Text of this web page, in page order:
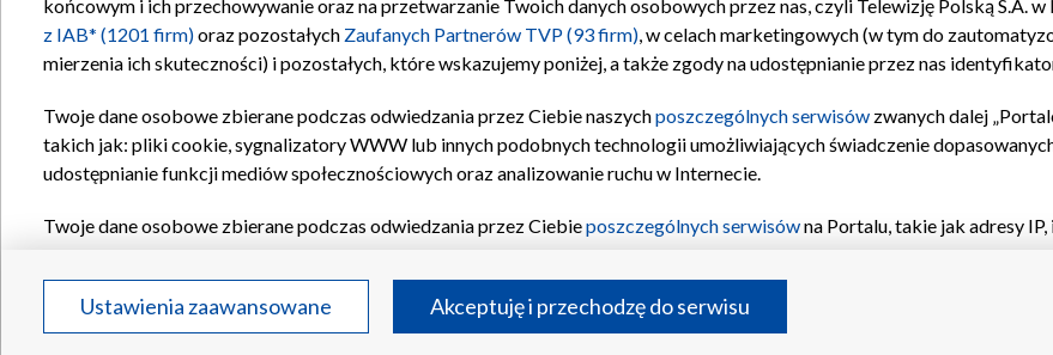
końcowym i ich przechowywanie oraz na przetwarzanie Twoich danych osobowych przez nas, czyli Telewizję Polską S.A.
z IAB* (1201 firm)oraz pozostałych Zaufanych Partnerów TVP (93 firm), w celach marketingowych (w tym do
mierzenia ich skuteczności) i pozostałych, które wskazujemy poniżej, a także zgody na udostępnianie przez nas
Twoje dane osobowe zbierane podczas odwiedzania przez Ciebie naszychposzczególnych serwisów zwanych dalej
takich jak: pliki cookie, sygnalizatory WWW lub innych podobnych technologii umożliwiających świadczenie
udostępnianie funkcji mediów społecznościowych oraz analizowanie ruchu w Internecie.
Twoje dane osobowe zbierane podczas odwiedzania przez Ciebieposzczególnych serwisówna Portalu, takie jak adresy
Partnerów TVPdla realizacji następujących celów i funkcji: przechowywania informacji na urządzeniu lub dostęp do nich,
reklam, tworzenia profilu spersonalizowanych reklam, tworzenia profilu spersonalizowanych treści, wyboru
treści, stosowania badań rynkowych w celu generowania opinii odbiorców, opracowywania i ulepszania produktów,
Ustawienia zaawansowane Akceptuję i przechodzę do serwisu